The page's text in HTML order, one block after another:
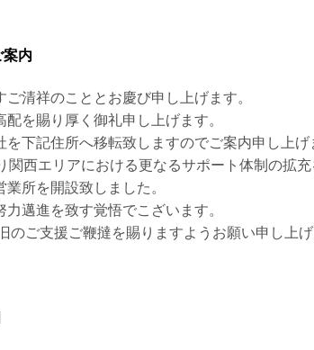
内
清祥のこととお慶び申し上げます。
を賜り厚く御礼申し上げます。
を下記住所へ移転致しますのでご案内申し上げ
関西エリアにおける更なるサポート体制の拡
所を開設致しました。
力邁進を致す覚悟でこざいます。
のご支援ご鞭撻を賜りますようお願い申し上げ